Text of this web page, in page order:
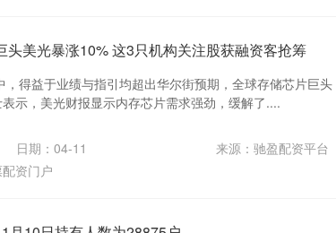
头美光暴涨10% 这3只机构关注股获融资客抢筹
得益于业绩与指引均超出华尔街预期，全球存储芯片巨头
示，美光财报显示内存芯片需求强劲，缓解了....
日期：04-11
来源：驰盈配资平台
资门户